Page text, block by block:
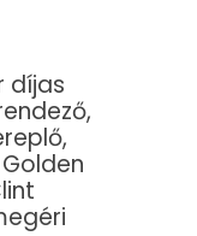
díjas